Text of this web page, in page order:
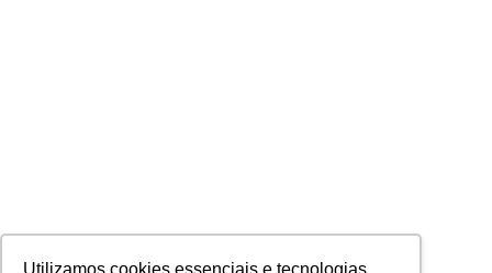
Utilizamos cookies essenciais e tecnologias